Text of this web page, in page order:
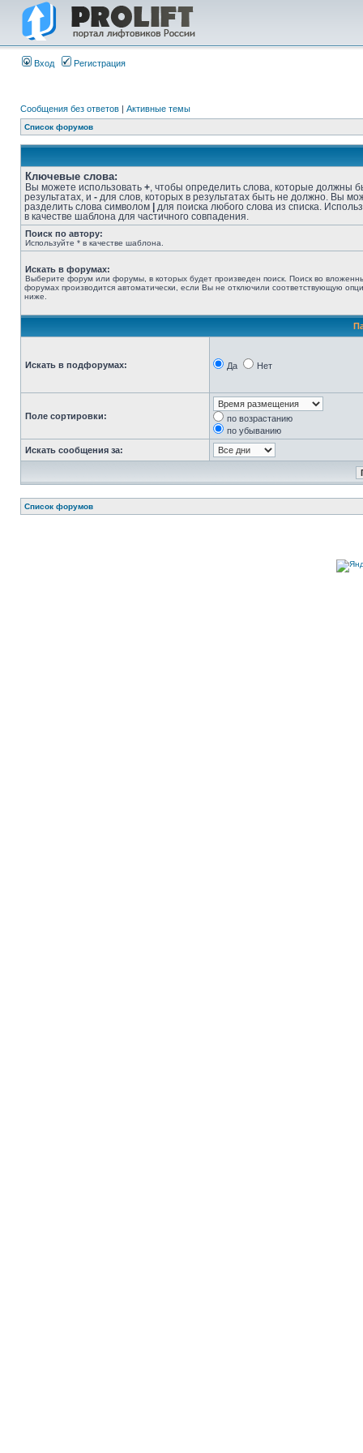
Вход Регистрация
Сообщения без ответов | Активные темы
Список форумов
Ключевые слова:
Вы можете использовать + , чтобы определить слова, которые должны
результатах, и - для слов, которых в результатах быть не должно. Вы
разделить слова символом
для поиска любого слова из списка.
в качестве шаблона для частичного совпадения.
Поиск по автору:
Используйте * в качестве шаблона.
Искать в форумах:
Выберите форум или форумы, в которых будет произведен поиск. Поиск во
форумах производится автоматически, если Вы не отключили соответствующую
ниже.
Искать в подфорумах: Да Нет
Поле сортировки:
по возрастанию
по убыванию
Искать сообщения за:
Список форумов